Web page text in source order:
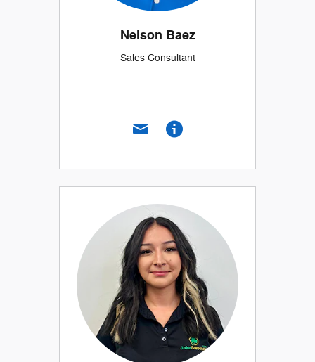
Nelson Baez
Sales Consultant